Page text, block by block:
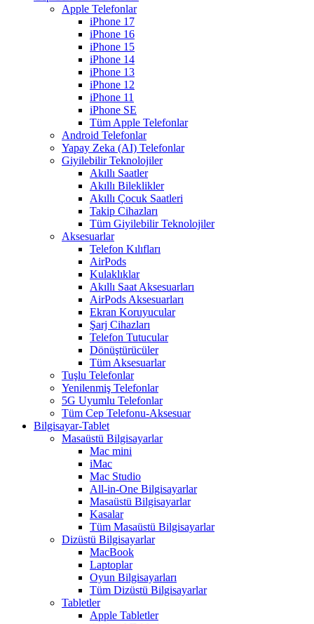
Apple Telefonlar
iPhone 17
iPhone 16
iPhone 15
iPhone 14
iPhone 13
iPhone 12
iPhone 11
iPhone SE
Tüm Apple Telefonlar
Android Telefonlar
Yapay Zeka (AI) Telefonlar
Giyilebilir Teknolojiler
Akıllı Saatler
Akıllı Bileklikler
Akıllı Çocuk Saatleri
Takip Cihazları
Tüm Giyilebilir Teknolojiler
Aksesuarlar
Telefon Kılıfları
AirPods
Kulaklıklar
Akıllı Saat Aksesuarları
AirPods Aksesuarları
Ekran Koruyucular
Şarj Cihazları
Telefon Tutucular
Dönüştürücüler
Tüm Aksesuarlar
Tuşlu Telefonlar
Yenilenmiş Telefonlar
5G Uyumlu Telefonlar
Tüm Cep Telefonu-Aksesuar
Bilgisayar-Tablet
Masaüstü Bilgisayarlar
Mac mini
iMac
Mac Studio
All-in-One Bilgisayarlar
Masaüstü Bilgisayarlar
Kasalar
Tüm Masaüstü Bilgisayarlar
Dizüstü Bilgisayarlar
MacBook
Laptoplar
Oyun Bilgisayarları
Tüm Dizüstü Bilgisayarlar
Tabletler
Apple Tabletler